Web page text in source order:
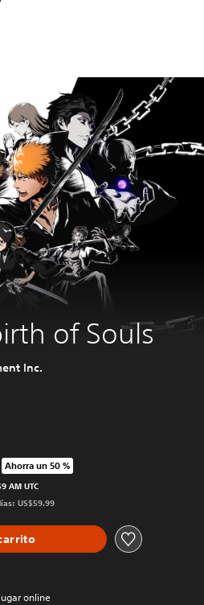
of Souls
Inc.
precio original de US$59.99
Ahorra un 50 %
AM UTC
US$59.99
online